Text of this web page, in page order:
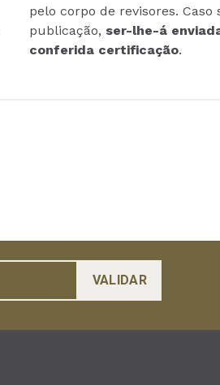
pelo corpo de revisores. Caso
publicação, ser-lhe-á
conferida certificação.